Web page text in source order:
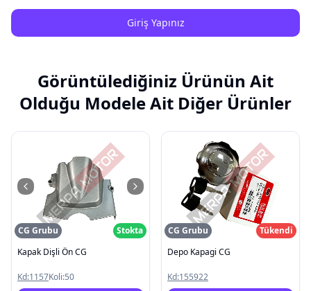
Giriş Yapınız
Görüntülediğiniz Ürünün Ait
Olduğu Modele Ait Diğer Ürünler
CG Grubu
Stokta
Kapak Dişli Ön CG
Kd:1157Koli:50
CG Grubu
Tükendi
Depo Kapagi CG
Kd:155922